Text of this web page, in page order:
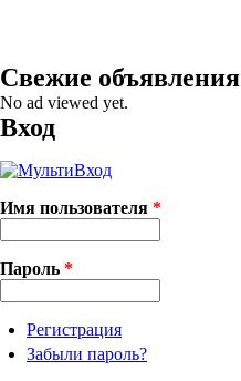
Свежие объявления
No ad viewed yet.
Вход
Имя пользователя *
Пароль *
Регистрация
Забыли пароль?